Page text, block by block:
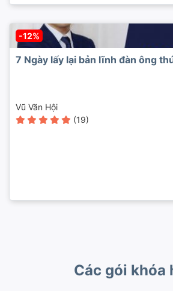
-12%
7 Ngày lấy lại bản lĩnh đàn ông
Vũ Văn Hội
(19)
Các gói khóa